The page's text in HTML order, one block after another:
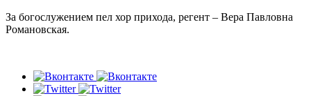
За богослужением пел хор прихода, регент – Вера Павловна
Романовская.